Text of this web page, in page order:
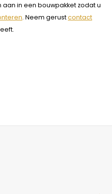
in een bouwpakket zodat u
. Neem gerustcontact